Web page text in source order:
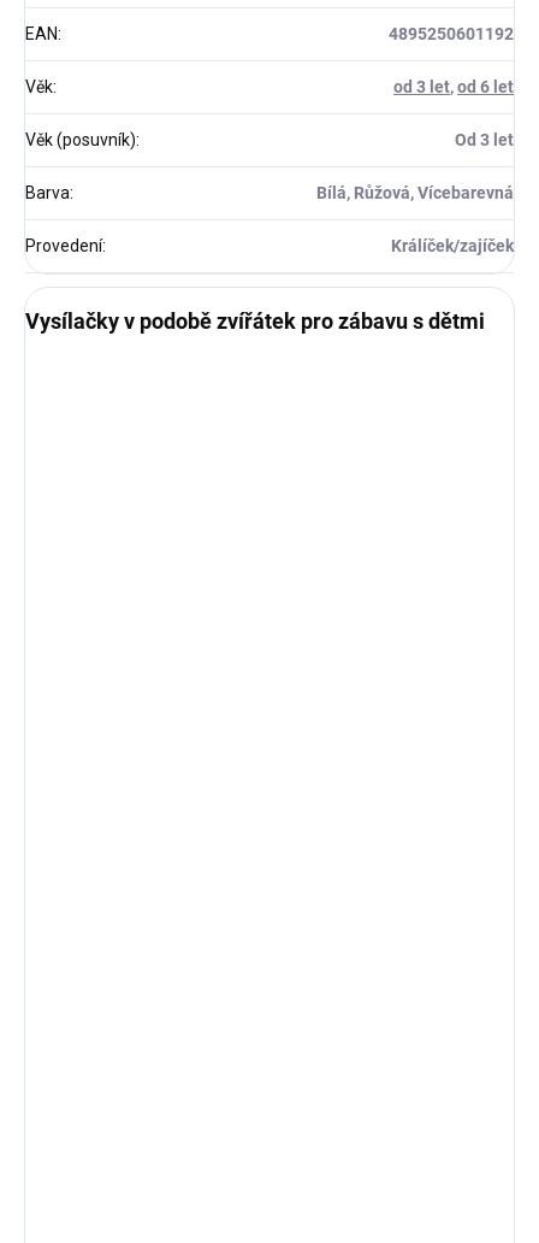
EAN: 4895250601192
Věk: od 3 let,od 6 let
Věk (posuvník): Od 3 let
Barva: Bílá, Růžová, Vícebarevná
Provedení: Králíček/zajíček
Vysílačky v podobě zvířátek pro zábavu s dětmi